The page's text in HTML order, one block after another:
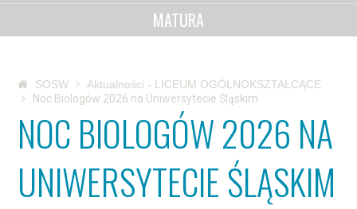
MATURA
SOSW
Aktualności - LICEUM OGÓLNOKSZTAŁCĄCE
Noc Biologów 2026 na Uniwersytecie Śląskim
NOC BIOLOGÓW 2026 NA
UNIWERSYTECIE ŚLĄSKIM